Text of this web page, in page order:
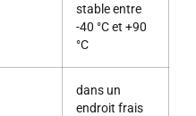
stable entre
-40 °C et +90
°C
dans un
endroit frais